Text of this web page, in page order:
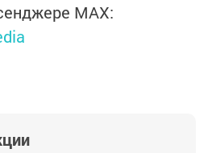
MАХ: